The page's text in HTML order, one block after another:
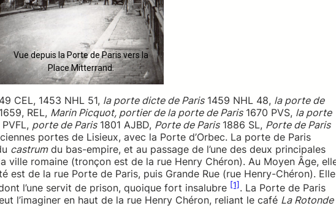
Vue depuis la Porte de Paris vers la
Place Mitterrand.
CEL, 1453 NHL 51, la porte dicte de Paris1459 NHL 48, la porte de
REL, Marin Picquot, portier de la porte de Paris1670 PVS, la porte
porte de Paris1801 AJBD, Porte de Paris1886 SL, Porte de Paris
portes de Lisieux, avec la Porte d’Orbec. La porte de Paris
castrumdu bas-empire, et au passage de l’une des deux principales
ville romaine (tronçon est de la rue Henry Chéron). Au Moyen Âge,
est de la rue Porte de Paris, puis Grande Rue (rue Henry-Chéron). Elle
l’une servit de prison, quoique fort insalubre [1] . La Porte de Paris
l’imaginer en haut de la rue Henry Chéron, reliant le café La Rotonde